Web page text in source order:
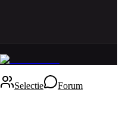
Selectie Forum